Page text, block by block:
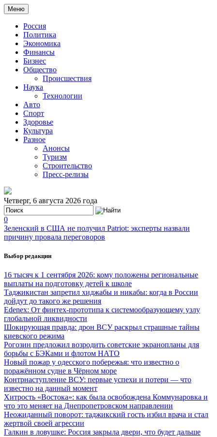
Меню
Россия
Политика
Экономика
Финансы
Бизнес
Общество
Происшествия
Наука
Технологии
Авто
Спорт
Здоровье
Культура
Разное
Анонсы
Туризм
Строительство
Пресс-релизы
Четверг, 6 августа 2026 года
0
Зеленский в США не получил Patriot: эксперты назвали
причину провала переговоров
Выбор редакции
16 тысяч к 1 сентября 2026: кому положены региональные
выплаты на подготовку детей к школе
Таджикистан запретил хиджабы и никабы: когда в России
дойдут до такого же решения
Edenex: От финтех-прототипа к системообразующему узлу
глобальной ликвидности
Шокирующая правда: дрон ВСУ раскрыл страшные тайны
киевского режима
Рогозин предложил возродить советские экранопланы для
борьбы с БЭКами и флотом НАТО
Новый пожар у одесского побережья: что известно о
поражённом судне в Чёрном море
Контрнаступление ВСУ: первые успехи и потери — что
известно на данный момент
Хитрость «Востока»: как была освобождена Коммунаровка и
что это меняет на Днепропетровском направлении
Неожиданный поворот: таджикский гость избил врача и стал
жертвой своей агрессии
Галкин в ловушке: Россия закрыла двери, что будет дальше